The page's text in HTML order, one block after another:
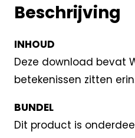
Beschrijving
INHOUD
Deze download bevat
betekenissen zitten
BUNDEL
Dit product is